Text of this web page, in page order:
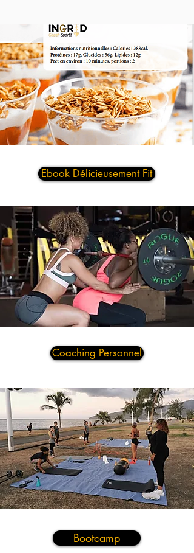
Coaching Personnel
Bootcamp
Ebook Délicieusement Fit